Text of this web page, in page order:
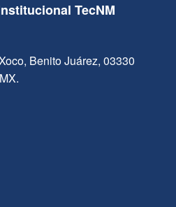
TecNM
Benito Juárez, 03330